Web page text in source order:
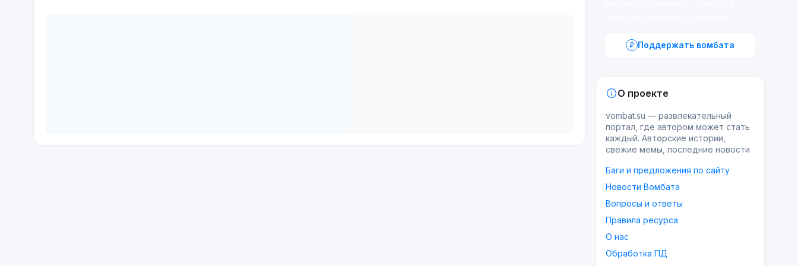
Поддержать вомбата
О проекте
vombat.su — развлекательный
портал, где автором может стать
каждый. Авторские истории,
свежие мемы, последние новости
Баги и предложения по сайту
Новости Вомбата
Вопросы и ответы
Правила ресурса
О нас
Обработка ПД